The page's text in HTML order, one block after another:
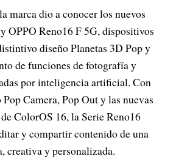
marca dio a conocer los nuevos
OPPO Reno16 F 5G, dispositivos
diseño Planetas 3D Pop y
de funciones de fotografía y
por inteligencia artificial. Con
Camera, Pop Out y las nuevas
ColorOS 16, la Serie Reno16
y compartir contenido de una
creativa y personalizada.